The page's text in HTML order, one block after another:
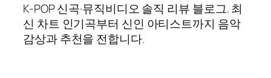
K-POP 신곡·뮤직비디오 솔직 리뷰 블로그. 최
신 차트 인기곡부터 신인 아티스트까지 음악
감상과 추천을 전합니다.